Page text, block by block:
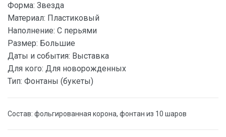
Форма: Звезда
Материал: Пластиковый
Наполнение: С перьями
Размер: Большие
Даты и события: Выставка
Для кого: Для новорожденных
Тип: Фонтаны (букеты)
Состав: фольгированная корона, фонтан из 10 шаров